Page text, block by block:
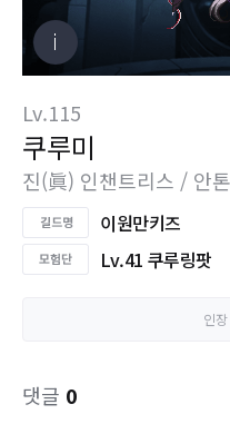
Lv.115
쿠루미
진(眞) 인챈트리스 / 안톤
이원만키즈
Lv.41 쿠루링팟
인
댓글 0